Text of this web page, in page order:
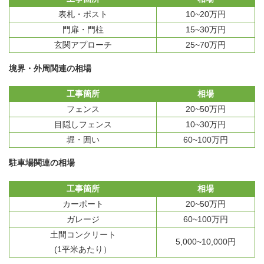
表札・ポスト
10~20万円
門扉・門柱
15~30万円
玄関アプローチ
25~70万円
境界・外周関連の相場
工事箇所
相場
フェンス
20~50万円
目隠しフェンス
10~30万円
堀・囲い
60~100万円
駐車場関連の相場
工事箇所
相場
カーポート
20~50万円
ガレージ
60~100万円
土間コンクリート
(1平米あたり）
5,000~10,000円